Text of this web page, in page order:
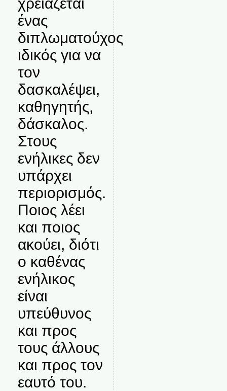
ένας
διπλωματούχος
ιδικός για να
τον
δασκαλέψει,
καθηγητής,
δάσκαλος.
Στους
ενήλικες δεν
υπάρχει
περιορισμός.
Ποιος λέει
και ποιος
ακούει, διότι
ο καθένας
ενήλικος
είναι
υπεύθυνος
και προς
τους άλλους
και προς τον
εαυτό του.